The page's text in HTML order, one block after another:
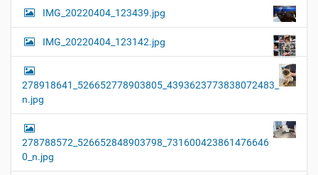
IMG_20220404_123439.jpg
IMG_20220404_123142.jpg
278918641_526652778903805_4393623773838072483_
n.jpg
278788572_526652848903798_731600423861476646
0_n.jpg